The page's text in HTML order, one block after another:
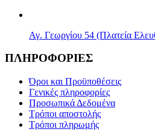
Αγ. Γεωργίου 54 (Πλατεία
ΠΛΗΡΟΦΟΡΙΕΣ
Όροι και Προϋποθέσεις
Γενικές πληροφορίες
Προσωπικά Δεδομένα
Τρόποι αποστολής
Τρόποι πληρωμής